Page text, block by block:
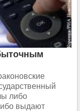
либо
выдают